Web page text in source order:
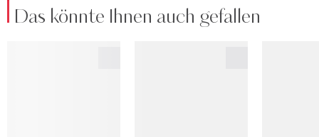
Das könnte Ihnen auch gefallen